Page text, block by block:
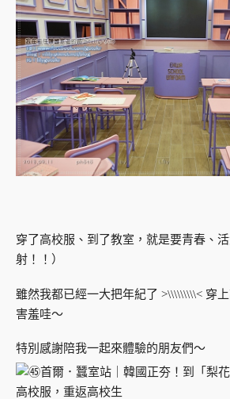
穿了高校服、到了教室，就是要青春、
射！！）
雖然我都已經一大把年紀了 >\\\\\\\\\< 穿
害羞哇～
特別感謝陪我一起來體驗的朋友們～